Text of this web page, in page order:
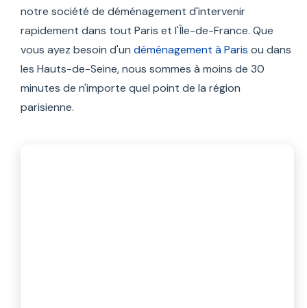
notre société de déménagement d'intervenir
rapidement dans tout Paris et l'Île-de-France. Que
vous ayez besoin d'un déménagement à Paris ou dans
les Hauts-de-Seine, nous sommes à moins de 30
minutes de n'importe quel point de la région
parisienne.